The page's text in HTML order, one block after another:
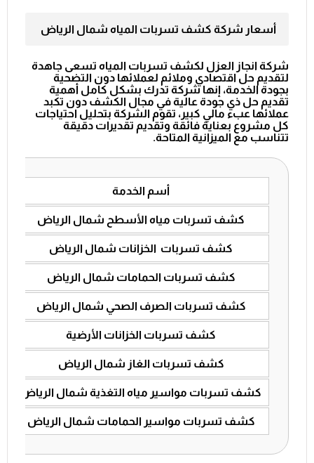
أسعار شركة كشف تسربات المياه شمال الرياض
شركة انجاز العزل لكشف تسربات المياه تسعى جاهدة
لتقديم حل اقتصادي وملائم لعملائها دون التضحية
بجودة الخدمة، إنها شركة تدرك بشكل كامل أهمية
تقديم حل ذي جودة عالية في مجال الكشف دون تكبد
عملائها عبء مالي كبير، تقوم الشركة بتحليل احتياجات
كل مشروع بعناية فائقة وتقديم تقديرات دقيقة
تتناسب مع الميزانية المتاحة.
أسم الخدمة
كشف تسربات مياه الأسطح شمال الرياض
كشف تسربات الخزانات شمال الرياض
كشف تسربات الحمامات شمال الرياض
كشف تسربات الصرف الصحي شمال الرياض
كشف تسربات الخزانات الأرضية
كشف تسربات الغاز شمال الرياض
كشف تسربات مواسير مياه التغذية شمال الرياض
كشف تسربات مواسير الحمامات شمال الرياض